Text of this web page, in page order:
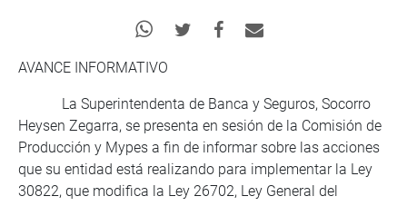
AVANCE INFORMATIVO
La Superintendenta de Banca y Seguros, Socorro
Heysen Zegarra, se presenta en sesión de la Comisión de
Producción y Mypes a fin de informar sobre las acciones
que su entidad está realizando para implementar la Ley
30822, que modifica la Ley 26702, Ley General del